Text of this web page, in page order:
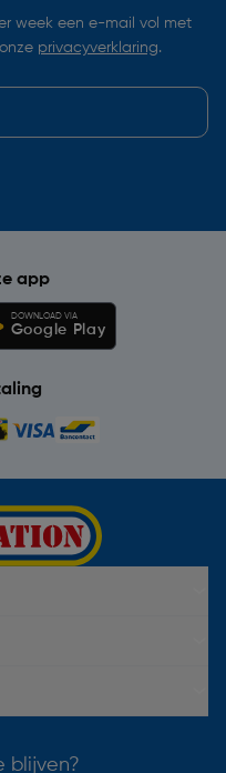
week een e-mail vol met
privacyverklaring.
app
DOWNLOAD VIA
Google Play
blijven?